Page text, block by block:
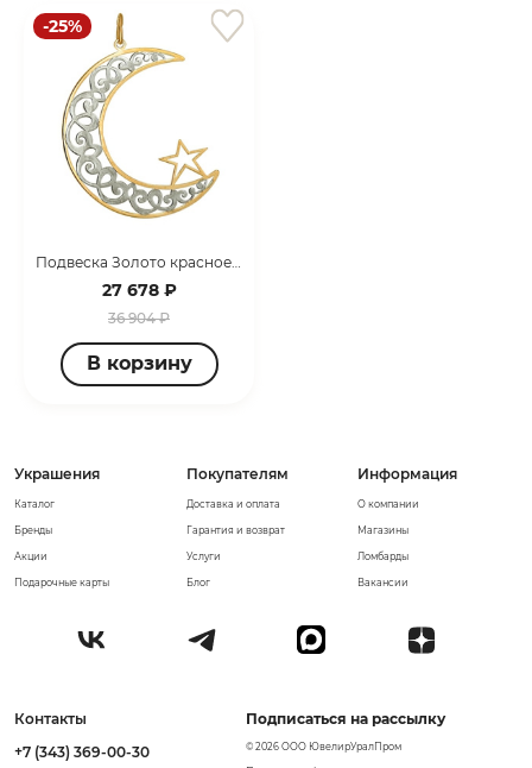
-25%
Подвеска Золото красное 1400235234
27 678 ₽
36 904 ₽
В корзину
Информация
О компании
Магазины
Ломбарды
Вакансии
Украшения
Каталог
Бренды
Акции
Подарочные карты
Покупателям
Доставка и оплата
Гарантия и возврат
Услуги
Блог
Контакты
+7 (343) 369-00-30
Подписаться на рассылку
© 2026 ООО ЮвелирУралПром